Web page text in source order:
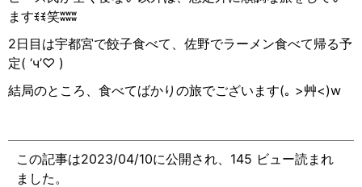
ますꉂꉂ笑ʬʬʬ
2日目は宇都宮で餃子食べて、佐野でラーメン食べて帰る予
定( ‘ч’♡ )
結局のところ、食べてばかりの旅でございます(｡ >艸<)w
この記事は2023/04/10に公開され、145 ビュー読まれ
ました。